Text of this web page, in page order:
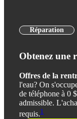
Réparation
Obtenez une
Offres de la
l'eau? On
de téléphone à 0
admissible.
requis.1